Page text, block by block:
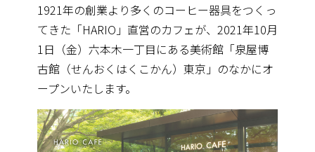
1921年の創業より多くのコーヒー器具をつくっ
てきた「HARIO」直営のカフェが、2021年10月
1日（金）六本木一丁目にある美術館「泉屋博
古館（せんおくはくこかん）東京」のなかにオ
ープンいたします。